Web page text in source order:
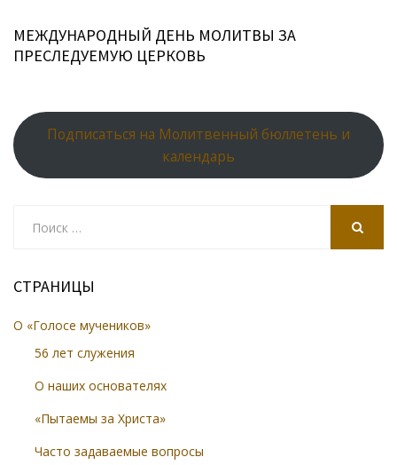
МЕЖДУНАРОДНЫЙ ДЕНЬ МОЛИТВЫ ЗА
ПРЕСЛЕДУЕМУЮ ЦЕРКОВЬ
Подписаться на Молитвенный бюллетень и
календарь
СТРАНИЦЫ
О «Голосе мучеников»
56 лет служения
О наших основателях
«Пытаемы за Христа»
Часто задаваемые вопросы